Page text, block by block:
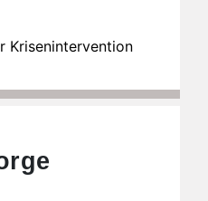
Krisenintervention